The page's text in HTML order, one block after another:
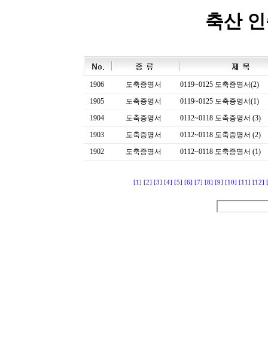
축산
1906 도축증명서
0119~0125 도축증명서(2)
1905
도축증명서
0119~0125 도축증명서(1)
1904
도축증명서
0112~0118 도축증명서 (3)
1903
도축증명서
0112~0118 도축증명서 (2)
1902
도축증명서 0112~0118 도축증명서 (1)
[1] [2] [3] [4] [5] [6] [7] [8] [9] [10] [11] [12]